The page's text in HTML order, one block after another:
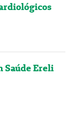
Saúde Ereli